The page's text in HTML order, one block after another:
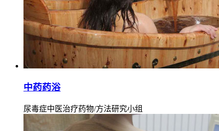
中药药浴
尿毒症中医治疗药物/方法研究小组